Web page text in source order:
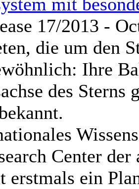
17/2013 -
die um den
Ihre
des Sterns
Center
erstmals ein